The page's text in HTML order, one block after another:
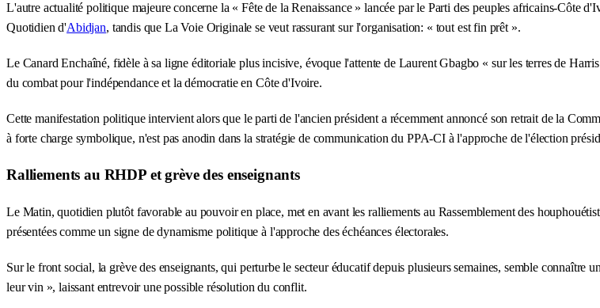
L'autre actualité politique majeure concerne la « Fête de la Renaissance » lancée par le Parti des peuples africains-
Quotidien d'Abidjan, tandis que La Voie Originale se veut rassurant sur l'organisation: « tout est fin prêt ».
Le Canard Enchaîné, fidèle à sa ligne éditoriale plus incisive, évoque l'attente de Laurent Gbagbo « sur les terres de
du combat pour l'indépendance et la démocratie en Côte d'Ivoire.
Cette manifestation politique intervient alors que le parti de l'ancien président a récemment annoncé son retrait de la
à forte charge symbolique, n'est pas anodin dans la stratégie de communication du PPA-CI à l'approche de l'élection
Ralliements au RHDP et grève des enseignants
Le Matin, quotidien plutôt favorable au pouvoir en place, met en avant les ralliements au Rassemblement des
présentées comme un signe de dynamisme politique à l'approche des échéances électorales.
Sur le front social, la grève des enseignants, qui perturbe le secteur éducatif depuis plusieurs semaines, semble
leur vin », laissant entrevoir une possible résolution du conflit.